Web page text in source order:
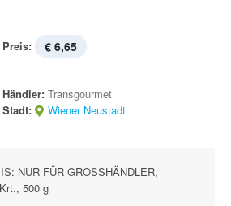
Preis: € 6,65
Händler: Transgourmet
Stadt:
Wiener Neustadt
NUR FÜR GROSSHÄNDLER,
500 g